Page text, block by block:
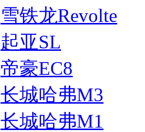
雪铁龙Revolte
起亚SL
帝豪EC8
长城哈弗M3
长城哈弗M1